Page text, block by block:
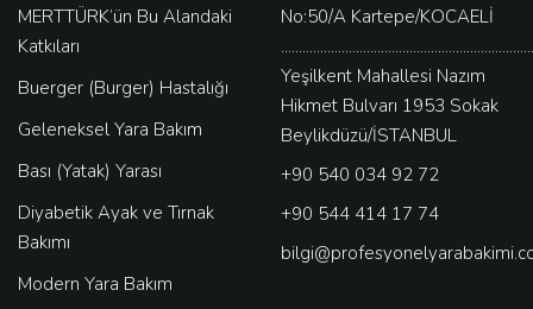
MERTTÜRK’ün Bu Alandaki
Katkıları
Buerger (Burger) Hastalığı
Geleneksel Yara Bakım
Bası (Yatak) Yarası
Diyabetik Ayak ve Tırnak
Bakımı
Modern Yara Bakım
No:50/A Kartepe/KOCAELİ
Yeşilkent Mahallesi Nazım
Hikmet Bulvarı 1953 Sokak
Beylikdüzü/İSTANBUL
+90 540 034 92 72
+90 544 414 17 74